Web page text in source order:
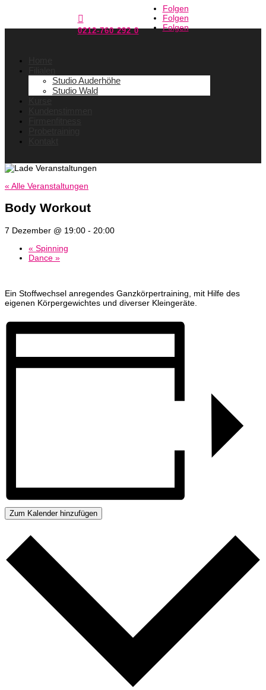

0212-760 292 0
Folgen
Folgen
Folgen
Studio Auderhöhe
Studio Wald
« Alle Veranstaltungen
Body Workout
7 Dezember @ 19:00 - 20:00
« Spinning
Dance »
Ein Stoffwechsel anregendes Ganzkörpertraining, mit Hilfe des
eigenen Körpergewichtes und diverser Kleingeräte.
Zum Kalender hinzufügen